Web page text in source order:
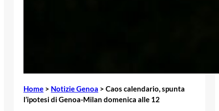
Home > Notizie Genoa > Caos calendario, spunta
l’ipotesi di Genoa-Milan domenica alle 12